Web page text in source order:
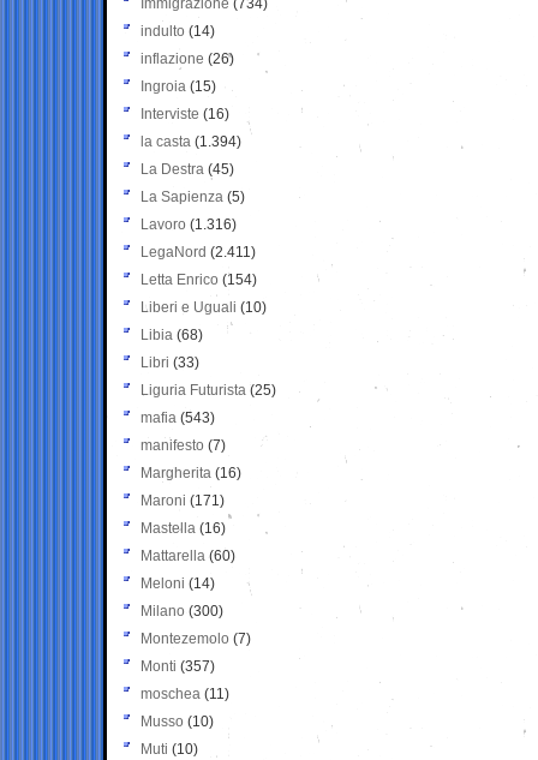
Immigrazione (734)
indulto (14)
inflazione (26)
Ingroia (15)
Interviste (16)
la casta (1.394)
La Destra (45)
La Sapienza (5)
Lavoro (1.316)
LegaNord (2.411)
Letta Enrico (154)
Liberi e Uguali (10)
Libia (68)
Libri (33)
Liguria Futurista (25)
mafia (543)
manifesto (7)
Margherita (16)
Maroni (171)
Mastella (16)
Mattarella (60)
Meloni (14)
Milano (300)
Montezemolo (7)
Monti (357)
moschea (11)
Musso (10)
Muti (10)